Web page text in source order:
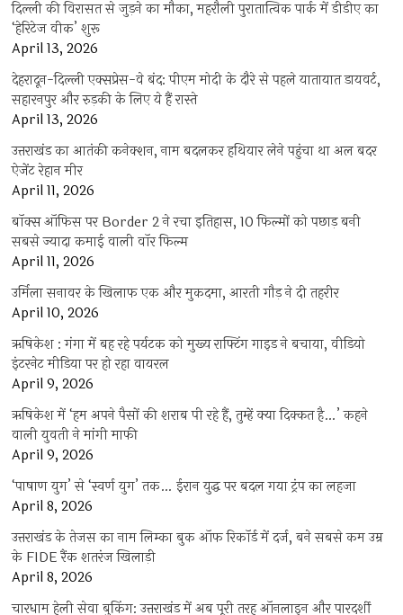
दिल्ली की विरासत से जुड़ने का मौका, महरौली पुरातात्विक पार्क में डीडीए का
‘हेरिटेज वीक’ शुरू
April 13, 2026
देहरादून-दिल्ली एक्सप्रेस-वे बंद: पीएम मोदी के दौरे से पहले यातायात डायवर्ट,
सहारनपुर और रुड़की के लिए ये हैं रास्ते
April 13, 2026
उत्तराखंड का आतंकी कनेक्शन, नाम बदलकर हथियार लेने पहुंचा था अल बदर
ऐजेंट रेहान मीर
April 11, 2026
बॉक्स ऑफिस पर Border 2 ने रचा इतिहास, 10 फिल्मों को पछाड़ बनी
सबसे ज्यादा कमाई वाली वॉर फिल्म
April 11, 2026
उर्मिला सनावर के खिलाफ एक और मुकदमा, आरती गौड़ ने दी तहरीर
April 10, 2026
ऋषिकेश : गंगा में बह रहे पर्यटक को मुख्य राफ्टिंग गाइड ने बचाया, वीडियो
इंटरनेट मीडिया पर हो रहा वायरल
April 9, 2026
ऋषिकेश में ‘हम अपने पैसों की शराब पी रहे हैं, तुम्हें क्या दिक्कत है…’ कहने
वाली युवती ने मांगी माफी
April 9, 2026
‘पाषाण युग’ से ‘स्वर्ण युग’ तक… ईरान युद्ध पर बदल गया ट्रंप का लहजा
April 8, 2026
उत्तराखंड के तेजस का नाम लिम्का बुक ऑफ रिकॉर्ड में दर्ज, बने सबसे कम उम्र
के FIDE रैंक शतरंज खिलाड़ी
April 8, 2026
चारधाम हेली सेवा बुकिंग: उत्तराखंड में अब पूरी तरह ऑनलाइन और पारदर्शी